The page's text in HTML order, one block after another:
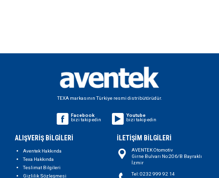
TEXA markasının Türkiye resmi distribütörüdür.
Facebook
bizi takip edin
Youtube
bizi takip edin
ALIŞVERİŞ BİLGİLERİ
Aventek Hakkında
Texa Hakkında
Teslimat Bilgileri
Gizlilik Sözleşmesi
İLETİŞİM BİLGİLERİ
AVENTEK Otomotiv
Girne Bulvarı No:206/B Bayraklı
İzmir
Tel: 0232 999 92 14